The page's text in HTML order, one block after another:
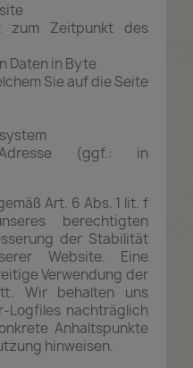
zum Zeitpunkt des
Daten in Byte
Sie auf die Seite
Adresse (ggf.: in
Art. 6 Abs. 1 lit. f
berechtigten
der Stabilität
Website. Eine
Verwendung der
Wir behalten uns
Logfiles nachträglich
Anhaltspunkte
hinweisen.